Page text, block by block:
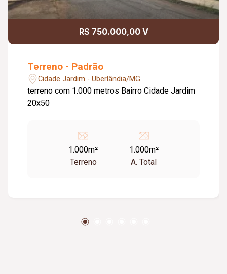
R$ 750.000,00 V
Terreno - Padrão
Cidade Jardim - Uberlândia/MG
terreno com 1.000 metros Bairro Cidade Jardim
20x50
1.000m²
Terreno
1.000m²
A. Total